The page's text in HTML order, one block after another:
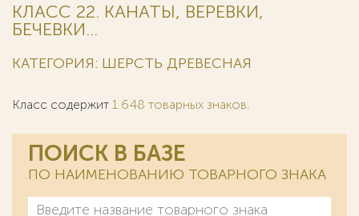
КЛАСС 22. КАНАТЫ, ВЕРЕВКИ,
БЕЧЕВКИ...
КАТЕГОРИЯ: ШЕРСТЬ ДРЕВЕСНАЯ
Класс содержит 1 648 товарных знаков.
ПОИСК В БАЗЕ
ПО НАИМЕНОВАНИЮ ТОВАРНОГО ЗНАКА